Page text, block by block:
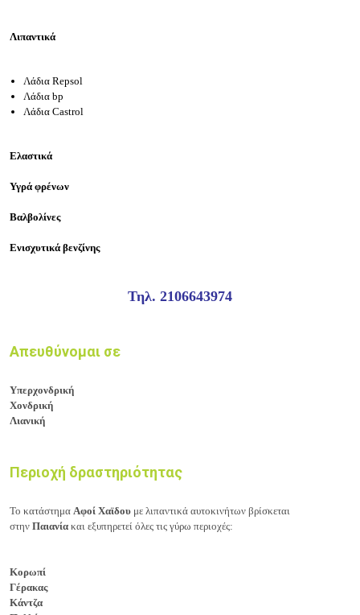
Λιπαντικά
Λάδια Repsol
Λάδια bp
Λάδια Castrol
Ελαστικά
Υγρά φρένων
Βαλβολίνες
Ενισχυτικά βενζίνης
Τηλ. 2106643974
Απευθύνομαι σε
Υπερχονδρική
Χονδρική
Λιανική
Περιοχή δραστηριότητας
Το κατάστημα Αφοί Χαϊδου με λιπαντικά αυτοκινήτων βρίσκεται
στην Παιανία και εξυπηρετεί όλες τις γύρω περιοχές:
Κορωπί
Γέρακας
Κάντζα